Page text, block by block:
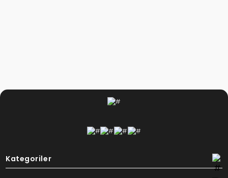
Kategoriler